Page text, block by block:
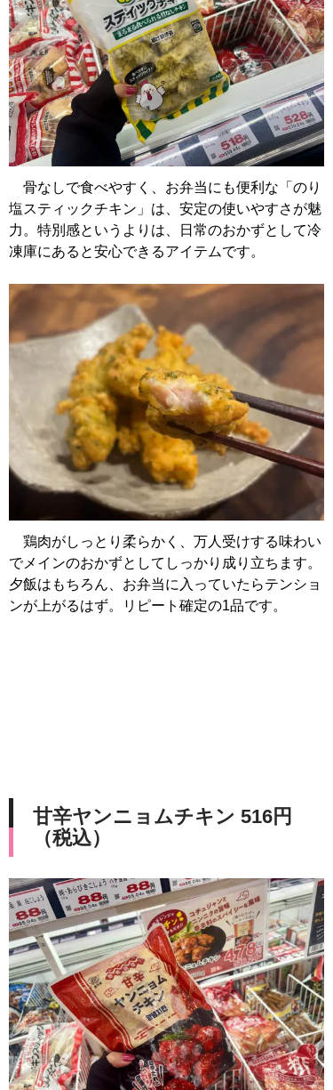
骨なしで食べやすく、お弁当にも便利な「のり
塩スティックチキン」は、安定の使いやすさが魅
力。特別感というよりは、日常のおかずとして冷
凍庫にあると安心できるアイテムです。
鶏肉がしっとり柔らかく、万人受けする味わい
でメインのおかずとしてしっかり成り立ちます。
夕飯はもちろん、お弁当に入っていたらテンショ
ンが上がるはず。リピート確定の1品です。
甘辛ヤンニョムチキン 516円
（税込）